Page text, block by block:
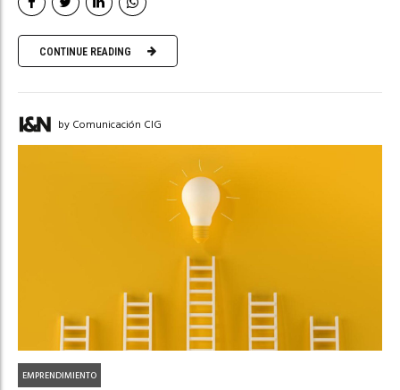
CONTINUE READING
by Comunicación CIG
EMPRENDIMIENTO